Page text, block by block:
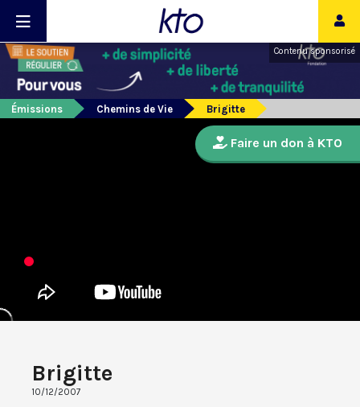
Contenu sponsorisé
Émissions Chemins de Vie Brigitte
Brigitte
10/12/2007
Faire un don à KTO